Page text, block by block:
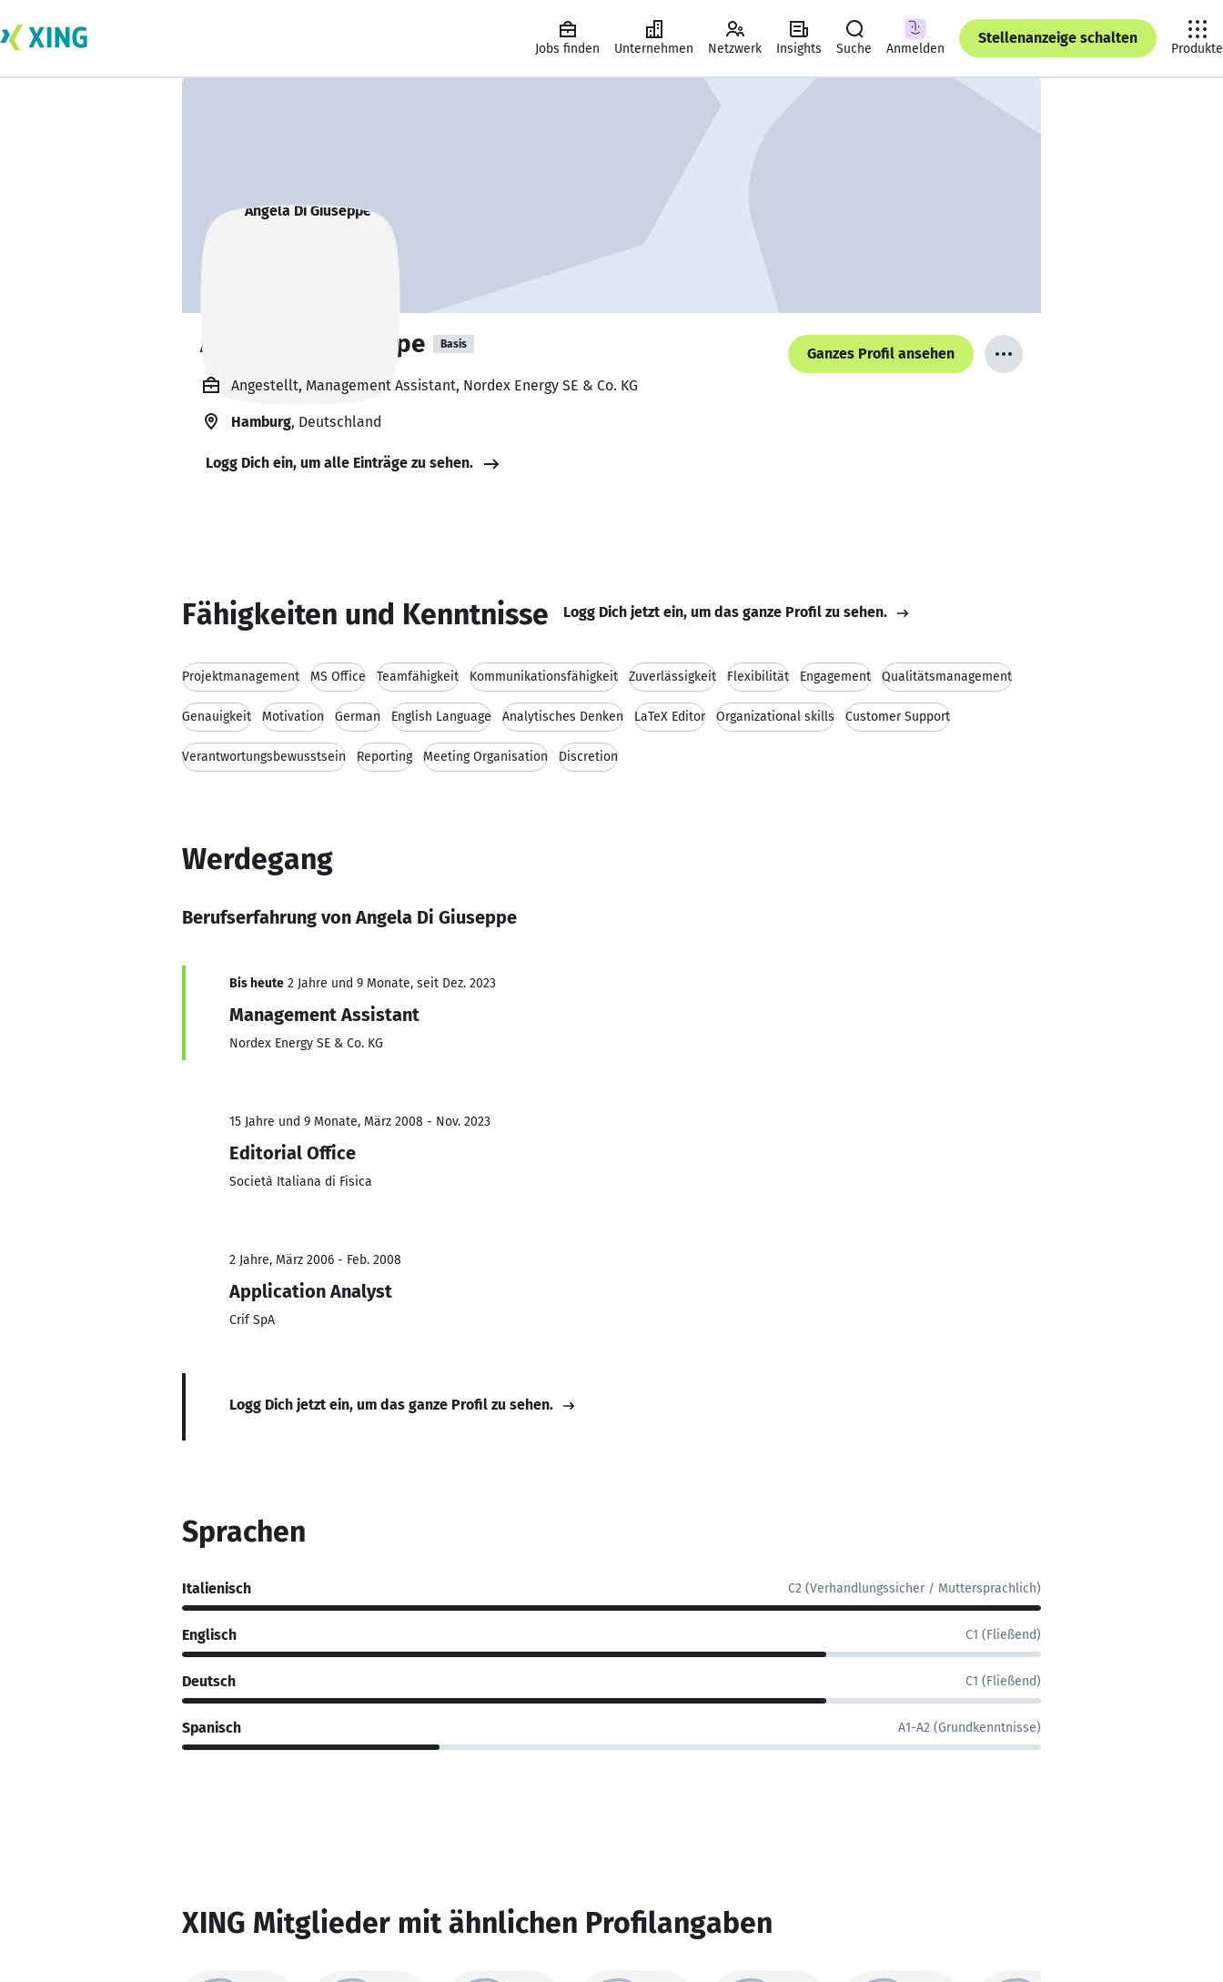
Jobs finden Unternehmen Netzwerk Insights Suche Anmelden
Stellenanzeige schalten
Produkte
Angela Di Giuseppe Basis
Ganzes Profil ansehen
Angestellt, Management Assistant, Nordex Energy SE & Co. KG
Hamburg, Deutschland
Logg Dich ein, um alle Einträge zu sehen.
Fähigkeiten und Kenntnisse Logg Dich jetzt ein, um das ganze Profil zu sehen.
Projektmanagement MS Office Teamfähigkeit Kommunikationsfähigkeit Zuverlässigkeit Flexibilität Engagement Qualitätsmanagement
Genauigkeit Motivation German English Language Analytisches Denken LaTeX Editor Organizational skills Customer Support
Verantwortungsbewusstsein Reporting Meeting Organisation Discretion
Werdegang
Berufserfahrung von Angela Di Giuseppe
Bis heute 2 Jahre und 9 Monate, seit Dez. 2023
Management Assistant
Nordex Energy SE & Co. KG
15 Jahre und 9 Monate, März 2008 - Nov. 2023
Editorial Office
Società Italiana di Fisica
2 Jahre, März 2006 - Feb. 2008
Application Analyst
Crif SpA
Logg Dich jetzt ein, um das ganze Profil zu sehen.
Sprachen
Italienisch C2 (Verhandlungssicher / Muttersprachlich)
Englisch C1 (Fließend)
Deutsch C1 (Fließend)
Spanisch A1-A2 (Grundkenntnisse)
XING Mitglieder mit ähnlichen Profilangaben